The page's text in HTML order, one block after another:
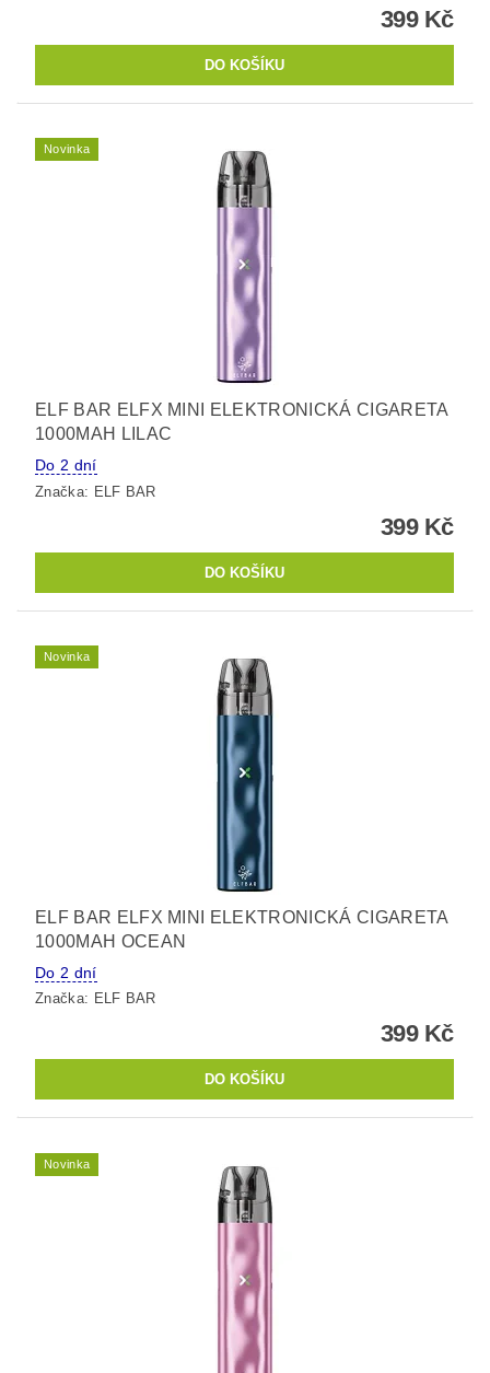
399 Kč
Novinka
ELF BAR ELFX MINI ELEKTRONICKÁ CIGARETA
1000MAH LILAC
Do 2 dní
Značka: ELF BAR
399 Kč
Novinka
ELF BAR ELFX MINI ELEKTRONICKÁ CIGARETA
1000MAH OCEAN
Do 2 dní
Značka: ELF BAR
399 Kč
Novinka